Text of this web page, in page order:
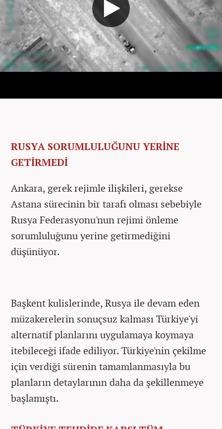
RUSYA SORUMLULUĞUNU YERİNE
GETİRMEDİ
Ankara, gerek rejimle ilişkileri, gerekse
Astana sürecinin bir tarafı olması sebebiyle
Rusya Federasyonu'nun rejimi önleme
sorumluluğunu yerine getirmediğini
düşünüyor.
Başkent kulislerinde, Rusya ile devam eden
müzakerelerin sonuçsuz kalması Türkiye'yi
alternatif planlarını uygulamaya koymaya
itebileceği ifade ediliyor. Türkiye'nin çekilme
için verdiği sürenin tamamlanmasıyla bu
planların detaylarının daha da şekillenmeye
başlamıştı.